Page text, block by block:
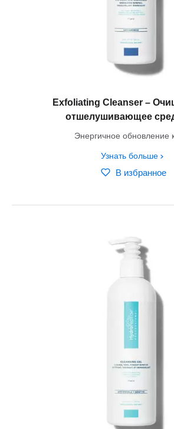
Exfoliating Cleanser –
отшелушивающее
Энергичное обновление
Узнать больше
В избранное